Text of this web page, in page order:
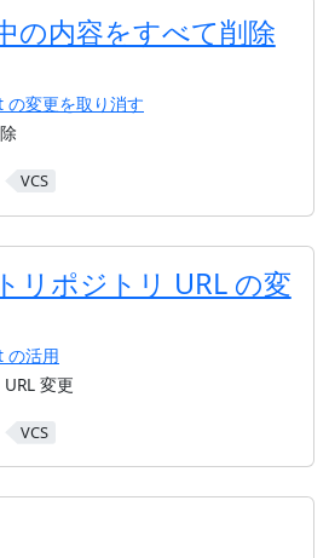
の内容をすべて削除
の変更を取り消す
VCS
リポジトリ URL の変
の活用
変更
VCS